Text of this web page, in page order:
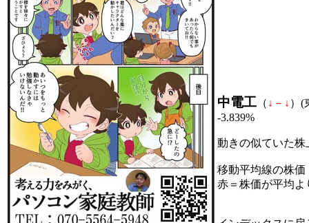
中電工 （ ↓ － ↓ ）(
-3.839%
動きの似ていた
移動平均線の株価
赤＝株価が平均